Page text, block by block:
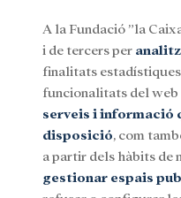
Menu
SocialInvestigació i
A la Fundació ”la
i de tercers per
finalitats
funcionalitats del
serveis i informació
disposició, com
a partir dels hàbits de
gestionar espais